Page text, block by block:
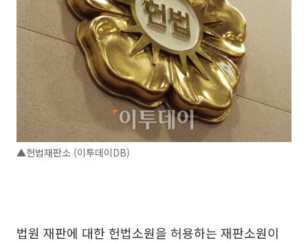
▲헌법재판소 (이투데이DB)
법원 재판에 대한 헌법소원을 허용하는 재판소원이